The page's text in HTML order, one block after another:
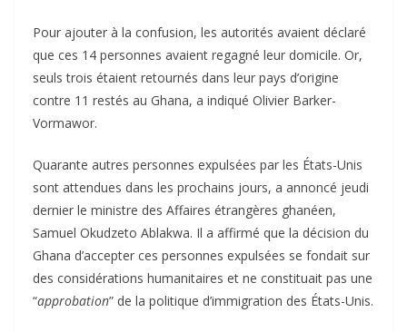
Pour ajouter à la confusion, les autorités avaient déclaré
que ces 14 personnes avaient regagné leur domicile. Or,
seuls trois étaient retournés dans leur pays d’origine
contre 11 restés au Ghana, a indiqué Olivier Barker-
Vormawor.
Quarante autres personnes expulsées par les États-Unis
sont attendues dans les prochains jours, a annoncé jeudi
dernier le ministre des Affaires étrangères ghanéen,
Samuel Okudzeto Ablakwa. Il a affirmé que la décision du
Ghana d’accepter ces personnes expulsées se fondait sur
des considérations humanitaires et ne constituait pas une
“approbation” de la politique d’immigration des États-Unis.